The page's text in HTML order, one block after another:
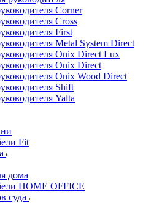
Corner
Cross
First
Metal System Direct
Onix Direct Lux
Onix Direct
Onix Wood Direct
Shift
Yalta
Fit
дома
HOME OFFICE
суда